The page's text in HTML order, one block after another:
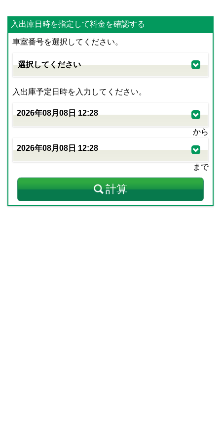
入出庫日時を指定して料金を確認する
車室番号を選択してください。
入出庫予定日時を入力してください。
から
まで
計算